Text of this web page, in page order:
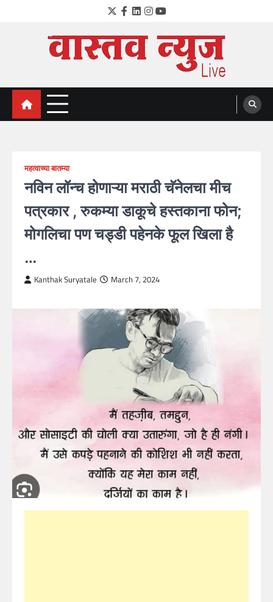
Twitter
Facebook
LinkedIn
Instagram
YouTube
VastavNEWSLive.com
a leading NEWS portal of Maharahstra
महत्वाच्या बातम्या
नविन लॉन्च होणाऱ्या मराठी चॅनेलचा मीच
पत्रकार , रुकम्या डाकूचे हस्तकाना फोन;
मोगलिचा पण चड्डी पहेनके फूल खिला है
…
Kanthak Suryatale March 7, 2024